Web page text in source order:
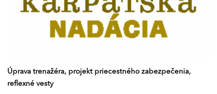
Úprava trenažéra, projekt priecestného zabezpečenia,
reflexné vesty